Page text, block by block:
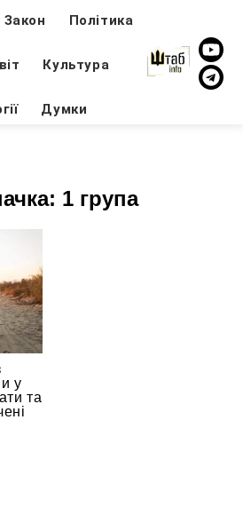
Закон Політика
Культура
Думки
1 група
у
та